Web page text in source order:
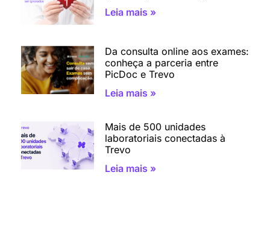
Leia mais »
Da consulta online aos exames:
conheça a parceria entre
PicDoc e Trevo
Leia mais »
Mais de 500 unidades
laboratoriais conectadas à
Trevo
Leia mais »